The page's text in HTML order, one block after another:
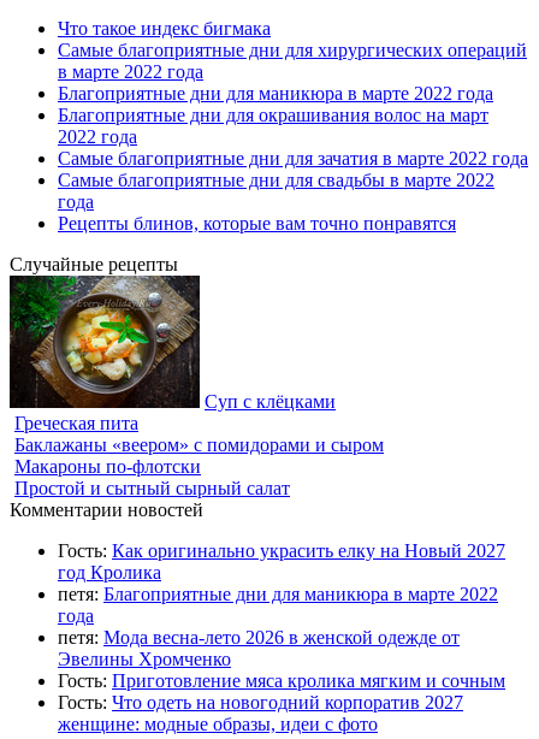
Что такое индекс бигмака
Самые благоприятные дни для хирургических операций
в марте 2022 года
Благоприятные дни для маникюра в марте 2022 года
Благоприятные дни для окрашивания волос на март
2022 года
Самые благоприятные дни для зачатия в марте 2022 года
Самые благоприятные дни для свадьбы в марте 2022
года
Рецепты блинов, которые вам точно понравятся
Случайные рецепты
Суп с клёцками
Греческая пита
Баклажаны «веером» с помидорами и сыром
Макароны по-флотски
Простой и сытный сырный салат
Комментарии новостей
Гость: Как оригинально украсить елку на Новый 2027
год Кролика
петя: Благоприятные дни для маникюра в марте 2022
года
петя: Мода весна-лето 2026 в женской одежде от
Эвелины Хромченко
Гость: Приготовление мяса кролика мягким и сочным
Гость: Что одеть на новогодний корпоратив 2027
женщине: модные образы, идеи с фото